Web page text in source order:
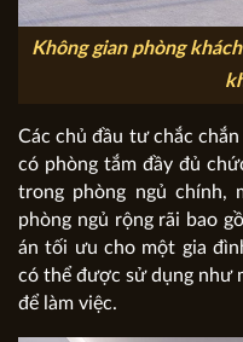
Không gian phòng
Các chủ đầu tư chắc
có phòng tắm đầy đủ
trong phòng ngủ chính,
phòng ngủ rộng rãi bao
án tối ưu cho một gia
có thể được sử dụng như
để làm việc.